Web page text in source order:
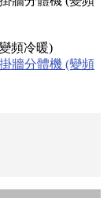
頻冷暖)